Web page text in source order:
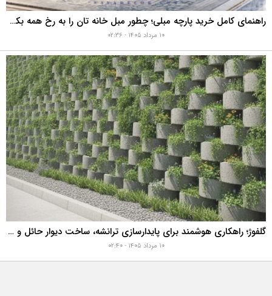
راهنمای کامل خرید پارچه مبلی؛ چطور مبل خانه تان را به رخ همه بکشید؟
گلفوژ؛ راهکاری هوشمند برای پایدارسازی ترانشه، ساخت دیوار حائل و زیباسازی شهری